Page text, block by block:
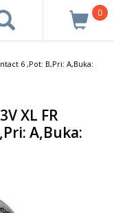
0
6 ,Pot: B,Pri: A,Buka:
XL FR
A,Buka: